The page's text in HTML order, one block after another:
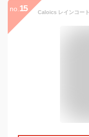
no. 15